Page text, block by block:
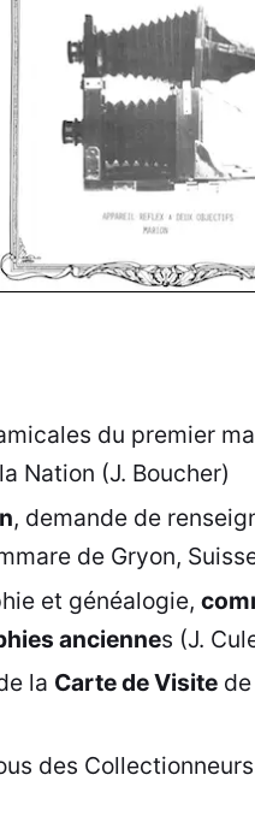
du premier
Nation (J. Boucher)
, demande de
de Gryon,
et généalogie,
anciennes (J.
la Carte de Visitede
des